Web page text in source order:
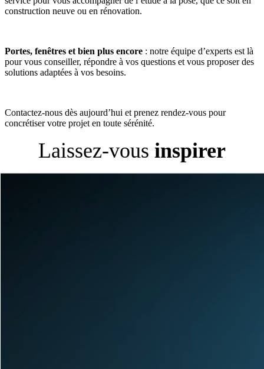
construction neuve ou en rénovation.
Portes, fenêtres et bien plus encore : notre équipe d’experts est là
pour vous conseiller, répondre à vos questions et vous proposer des
solutions adaptées à vos besoins.
Contactez-nous dès aujourd’hui et prenez rendez-vous pour
concrétiser votre projet en toute sérénité.
Laissez-vous inspirer